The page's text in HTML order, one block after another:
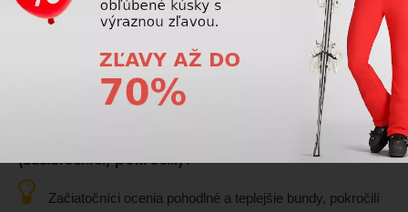
podmienok používania.
Ako si vybrať lyžiarsku bundu podľa úrovne jazdy
(začiatočníci, pokročilí)?
Začiatočníci ocenia pohodlné a teplejšie bundy, pokročilí